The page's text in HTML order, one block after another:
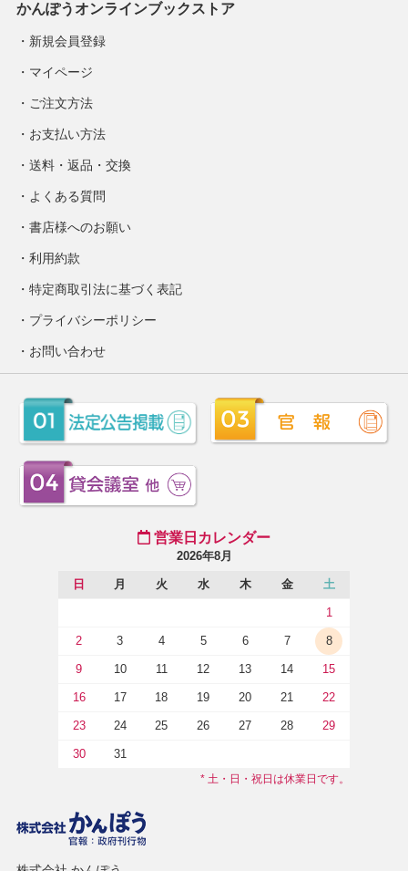
かんぽうオンラインブックストア
新規会員登録
マイページ
ご注文方法
お支払い方法
送料・返品・交換
よくある質問
書店様へのお願い
利用約款
特定商取引法に基づく表記
プライバシーポリシー
お問い合わせ
営業日カレンダー
2026年8月
日 月 火 水 木 金 土
1
2 3 4 5 6 7 8
9 10 11 12 13 14 15
16 17 18 19 20 21 22
23 24 25 26 27 28 29
30 31
* 土・日・祝日は休業日です。